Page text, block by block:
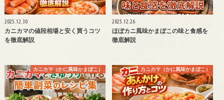
2025.12.30
カニカマの値段相場と安く買うコツ
を徹底解説
2025.12.26
ほぼカニ風味かまぼこの味と食感を
徹底解説
カニカマ（かに風味かまぼこ） カニカマ（かに風味かまぼこ）